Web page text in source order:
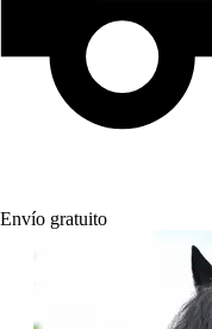
Envío gratuito